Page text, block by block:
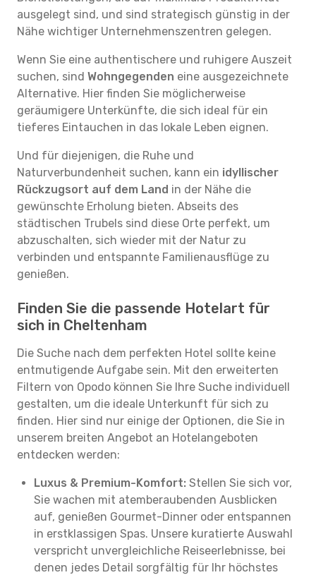
ausgelegt sind, und sind strategisch günstig in der
Nähe wichtiger Unternehmenszentren gelegen.
Wenn Sie eine authentischere und ruhigere Auszeit
suchen, sind Wohngegenden eine ausgezeichnete
Alternative. Hier finden Sie möglicherweise
geräumigere Unterkünfte, die sich ideal für ein
tieferes Eintauchen in das lokale Leben eignen.
Und für diejenigen, die Ruhe und
Naturverbundenheit suchen, kann ein idyllischer
Rückzugsort auf dem Land in der Nähe die
gewünschte Erholung bieten. Abseits des
städtischen Trubels sind diese Orte perfekt, um
abzuschalten, sich wieder mit der Natur zu
verbinden und entspannte Familienausflüge zu
genießen.
Finden Sie die passende Hotelart für
sich in Cheltenham
Die Suche nach dem perfekten Hotel sollte keine
entmutigende Aufgabe sein. Mit den erweiterten
Filtern von Opodo können Sie Ihre Suche individuell
gestalten, um die ideale Unterkunft für sich zu
finden. Hier sind nur einige der Optionen, die Sie in
unserem breiten Angebot an Hotelangeboten
entdecken werden:
Luxus & Premium-Komfort: Stellen Sie sich vor,
Sie wachen mit atemberaubenden Ausblicken
auf, genießen Gourmet-Dinner oder entspannen
in erstklassigen Spas. Unsere kuratierte Auswahl
verspricht unvergleichliche Reiseerlebnisse, bei
denen jedes Detail sorgfältig für Ihr höchstes